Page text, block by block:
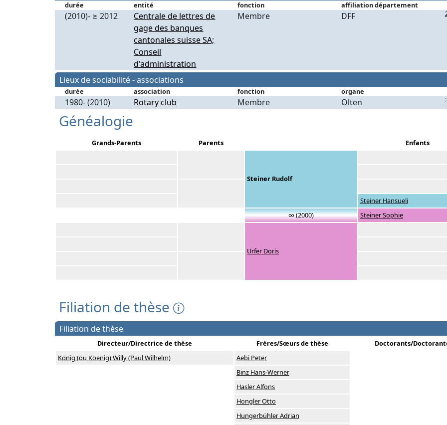
durée entité fonction affiliation département
(2010)- ≥ 2012
Centrale de lettres de
gage des banques
cantonales suisse SA;
Conseil
d'administration
Membre DFF
Lieux de sociabilité - associations
durée association fonction organe
1980- (2010) Rotary club Membre Olten
Généalogie
Grands-Parents Parents Enfants
Steiner Rudolf
Steiner Hansueli
∞ (2000)
Steiner Sophie
Urfer Doris
Filiation de thèse
Filiation de thèse
Directeur/Directrice de thèse Frères/Sœurs de thèse
Doctorants/
König (ou Koenig) Willy (Paul Wilhelm)
Aebi Peter
Binz Hans-Werner
Hasler Alfons
Hongler Otto
Hungerbühler Adrian